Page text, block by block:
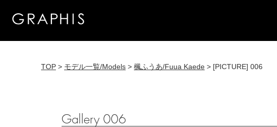
TOP > モデル一覧/Models > 楓ふうあ/Fuua Kaede > [PICTURE] 006
Gallery 006